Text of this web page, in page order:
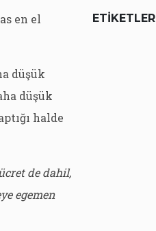
en el
düşük
düşük
halde
de dahil,
egemen
ETIKETLER